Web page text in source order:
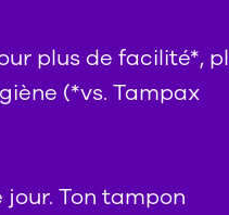
plus de facilité*,
(*vs. Tampax
Ton tampon